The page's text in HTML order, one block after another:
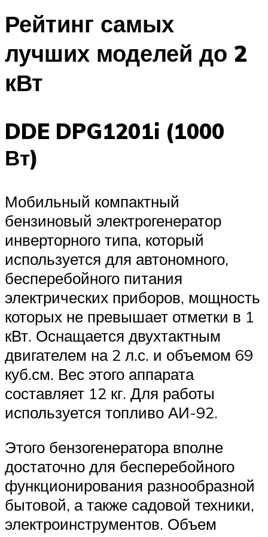
Рейтинг самых
лучших моделей до 2
кВт
DDE DPG1201i (1000
Вт)
Мобильный компактный
бензиновый электрогенератор
инверторного типа, который
используется для автономного,
бесперебойного питания
электрических приборов, мощность
которых не превышает отметки в 1
кВт. Оснащается двухтактным
двигателем на 2 л.с. и объемом 69
куб.см. Вес этого аппарата
составляет 12 кг. Для работы
используется топливо АИ-92.
Этого бензогенератора вполне
достаточно для бесперебойного
функционирования разнообразной
бытовой, а также садовой техники,
электроинструментов. Объем